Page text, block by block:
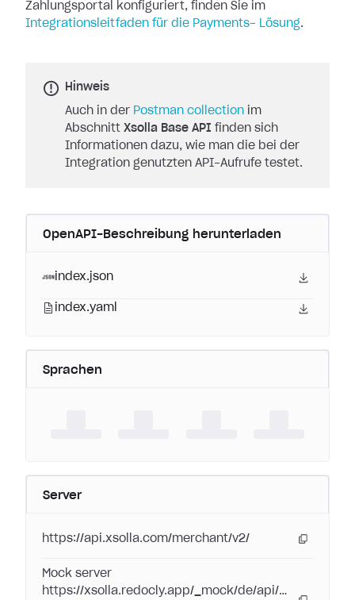
Zahlungsportal konfiguriert, finden Sie im
Integrationsleitfaden für die Payments- Lösung.
Hinweis
Auch in der Postman collection im
Abschnitt Xsolla Base API finden sich
Informationen dazu, wie man die bei der
Integration genutzten API-Aufrufe testet.
OpenAPI-Beschreibung herunterladen
index.json
index.yaml
Sprachen
Server
https://api.xsolla.com/merchant/v2/
Mock server
https://xsolla.redocly.app/_mock/de/api/pay-